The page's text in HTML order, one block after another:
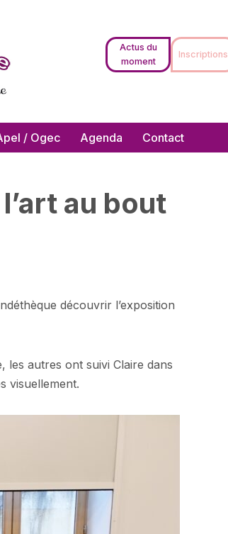
Actus du
moment
Inscriptions
/ Ogec Agenda Contact
au bout
découvrir l’exposition
les autres ont suivi Claire dans
visuellement.